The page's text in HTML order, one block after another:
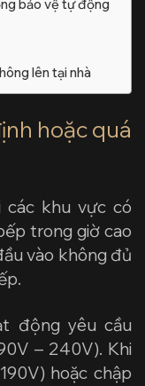
bảo vệ tự động
lên tại nhà
hoặc quá
khu vực có
trong giờ cao
vào không đủ
động yêu cầu
– 240V). Khi
hoặc chập